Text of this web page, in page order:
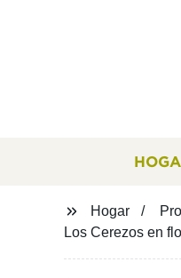
Hogar
Los Cerezos en